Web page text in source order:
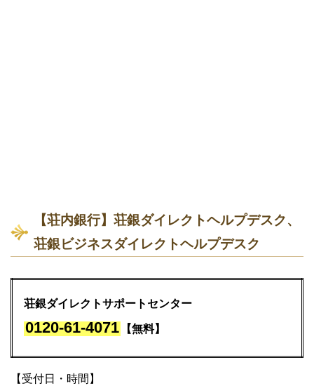
【荘内銀行】荘銀ダイレクトヘルプデスク、
荘銀ビジネスダイレクトヘルプデスク
荘銀ダイレクトサポートセンター
0120-61-4071 【無料】
【受付日・時間】